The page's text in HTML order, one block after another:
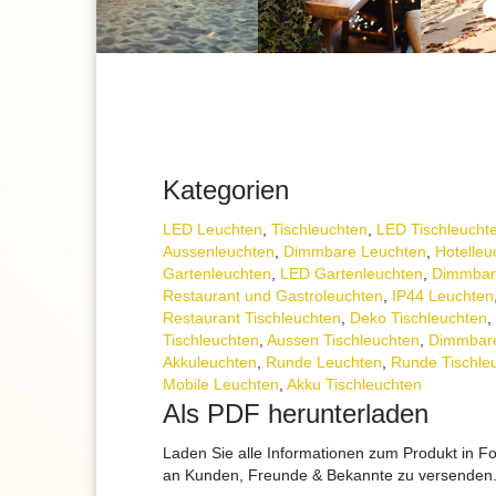
Kategorien
LED Leuchten, Tisch­leuchten, LED
Aussenleuchten, Dimmbare Leuchten,
Gartenleuchten, LED Gartenleuchten,
Restaurant und Gastroleuchten, IP44 Leuchten,
Restaurant Tischleuchten, Deko Tischleuchten,
Tischleuchten, Aussen Tischleuchten,
Akkuleuchten, Runde Leuchten, Runde
Mobile Leuchten, Akku Tischleuchten
Als PDF herunterladen
Laden Sie alle Informationen zum Produkt in
an Kunden, Freunde & Bekannte zu versenden.